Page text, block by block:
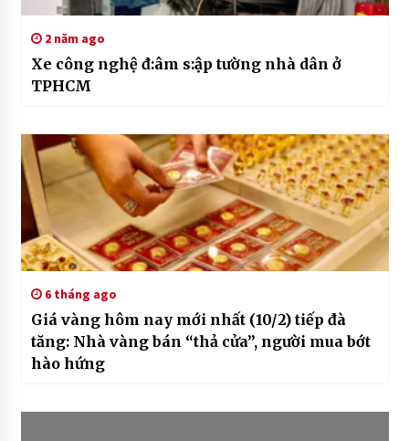
2 năm ago
Xe công nghệ đ:âm s:ập tường nhà dân ở
TPHCM
6 tháng ago
Giá vàng hôm nay mới nhất (10/2) tiếp đà
tăng: Nhà vàng bán “thả cửa”, người mua bớt
hào hứng